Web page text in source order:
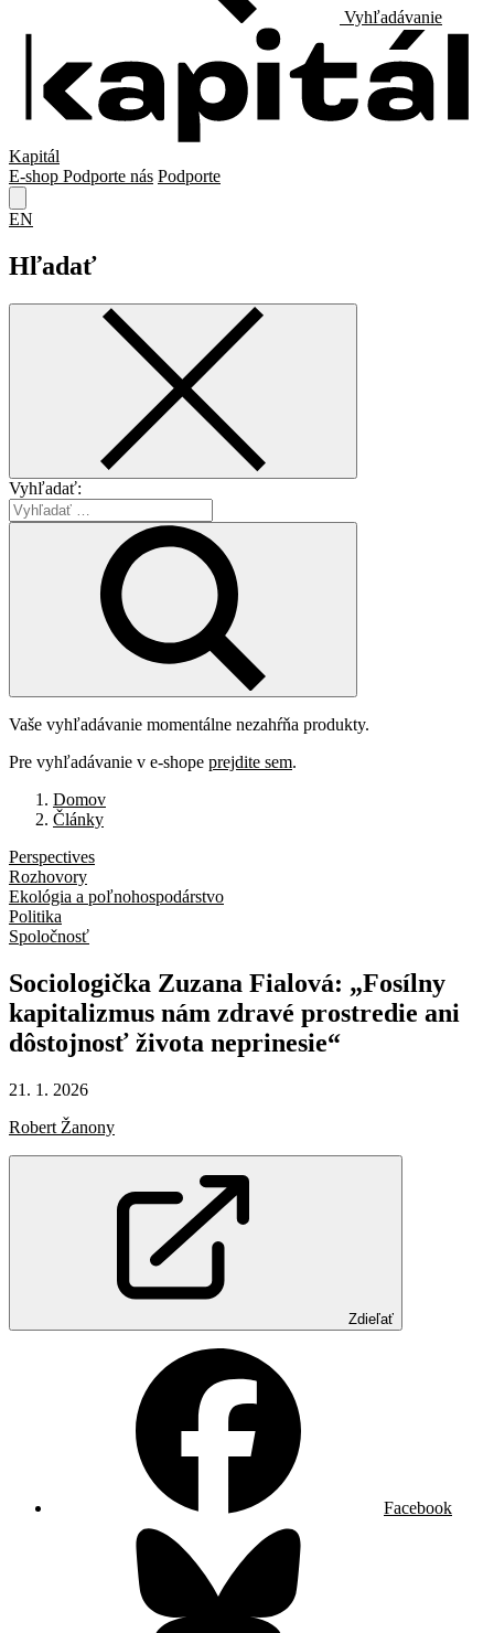
Vyhľadávanie
Kapitál
E-shop Podporte nás Podporte
EN
Hľadať
Vyhľadať:
Vaše vyhľadávanie momentálne nezahŕňa produkty.
Pre vyhľadávanie v e-shope prejdite sem.
Domov
Články
Perspectives
Rozhovory
Ekológia a poľnohospodárstvo
Politika
Spoločnosť
Sociologička Zuzana Fialová: „Fosílny
kapitalizmus nám zdravé prostredie ani
dôstojnosť života neprinesie“
21. 1. 2026
Robert Žanony
Zdieľať
Facebook